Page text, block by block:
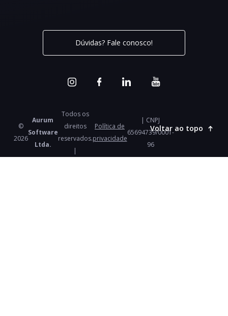
Dúvidas? Fale conosco!
©
2026
Aurum
Software
Ltda.
Todos os
direitos
reservados.
|
Política de
privacidade
| CNPJ
65694739/0001-
96
Voltar ao topo